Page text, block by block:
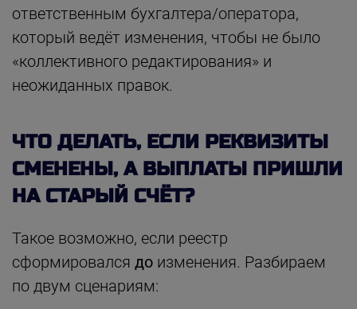
ответственным бухгалтера/оператора,
который ведёт изменения, чтобы не было
«коллективного редактирования» и
неожиданных правок.
ЧТО ДЕЛАТЬ, ЕСЛИ РЕКВИЗИТЫ
СМЕНЕНЫ, А ВЫПЛАТЫ ПРИШЛИ
НА СТАРЫЙ СЧЁТ?
Такое возможно, если реестр
сформировался до изменения. Разбираем
по двум сценариям: